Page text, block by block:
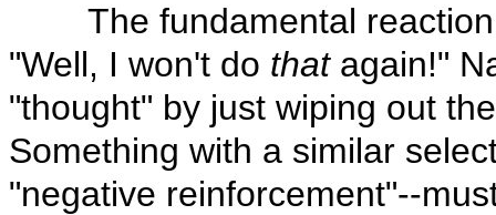
The fundamental reaction
"Well, I won't do thatagain!"
"thought" by just wiping out
Something with a similar
"negative reinforcement"--